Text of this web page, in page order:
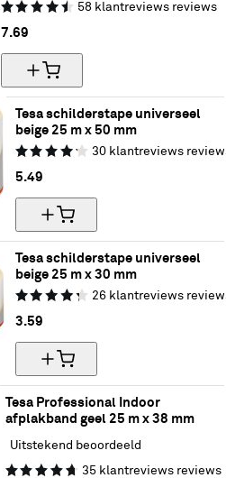
58 klantreviews reviews
7.69
Tesa schilderstape universeel
beige 25 m x 50 mm
30 klantreviews
5.49
Tesa schilderstape universeel
beige 25 m x 30 mm
26 klantreviews
3.59
Tesa Professional Indoor
afplakband geel 25 m x 38 mm
Uitstekend beoordeeld
35 klantreviews reviews